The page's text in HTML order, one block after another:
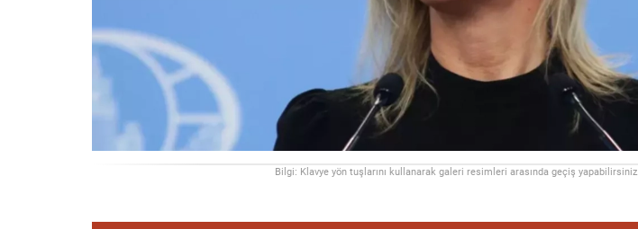
Bilgi: Klavye yön tuşlarını kullanarak galeri resimleri arasında geçiş yapabilirsiniz.